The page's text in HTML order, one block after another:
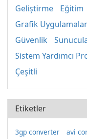
Geliştirme
Eğitim
Grafik
Güvenlik
Sistem Yardımcı
Çeşitli
Etiketler
3gp converter avi